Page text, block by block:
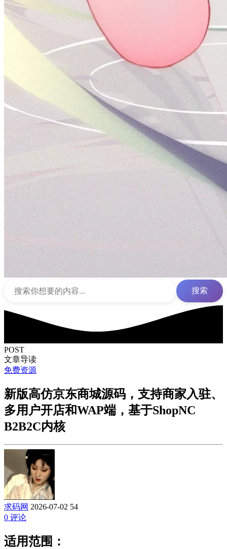
搜索
POST
文章导读
免费资源
新版高仿京东商城源码，支持商家入驻、
多用户开店和WAP端，基于ShopNC
B2B2C内核
求码网 2026-07-02 54
0 评论
适用范围：